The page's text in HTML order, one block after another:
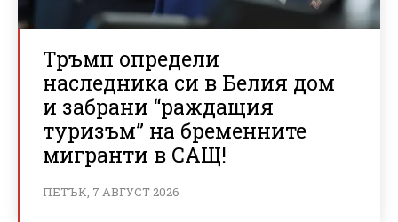
Тръмп определи
наследника си в Белия дом
и забрани “раждащия
туризъм” на бременните
мигранти в САЩ!
ПЕТЪК, 7 АВГУСТ 2026